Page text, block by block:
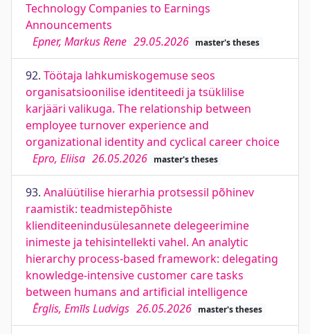
Technology Companies to Earnings
Announcements
Epner, Markus Rene 29.05.2026 master's theses
92. Töötaja lahkumiskogemuse seos
organisatsioonilise identiteedi ja tsüklilise
karjääri valikuga. The relationship between
employee turnover experience and
organizational identity and cyclical career choice
Epro, Eliisa 26.05.2026 master's theses
93. Analüütilise hierarhia protsessil põhinev
raamistik: teadmistepõhiste
klienditeenindusülesannete delegeerimine
inimeste ja tehisintellekti vahel. An analytic
hierarchy process-based framework: delegating
knowledge-intensive customer care tasks
between humans and artificial intelligence
Ērglis, Emīls Ludvigs 26.05.2026 master's theses